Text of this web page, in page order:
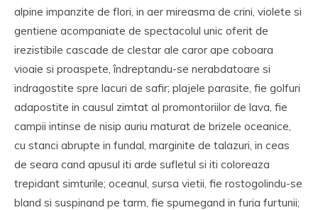
alpine impanzite de flori, in aer mireasma de crini, violete si
gentiene acompaniate de spectacolul unic oferit de
irezistibile cascade de clestar ale caror ape coboara
vioaie si proaspete, îndreptandu-se nerabdatoare si
indragostite spre lacuri de safir; plajele parasite, fie golfuri
adapostite in causul zimtat al promontoriilor de lava, fie
campii intinse de nisip auriu maturat de brizele oceanice,
cu stanci abrupte in fundal, marginite de talazuri, in ceas
de seara cand apusul iti arde sufletul si iti coloreaza
trepidant simturile; oceanul, sursa vietii, fie rostogolindu-se
bland si suspinand pe tarm, fie spumegand in furia furtunii;